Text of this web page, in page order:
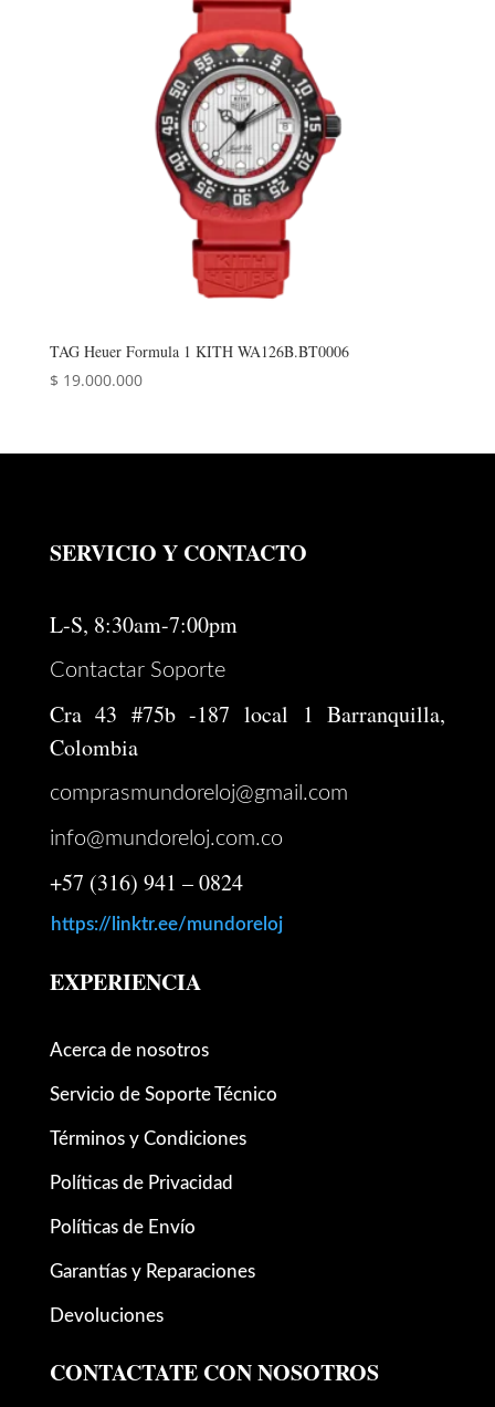
TAG Heuer Formula 1 KITH WA126B.BT0006
$ 19.000.000
SERVICIO Y CONTACTO
L-S, 8:30am-7:00pm
Contactar Soporte
Cra 43 #75b -187 local 1 Barranquilla,
Colombia
comprasmundoreloj@gmail.com
info@mundoreloj.com.co
+57 (316) 941 – 0824
https://linktr.ee/mundoreloj
EXPERIENCIA
Acerca de nosotros
Servicio de Soporte Técnico
Términos y Condiciones
Políticas de Privacidad
Políticas de Envío
Garantías y Reparaciones
Devoluciones
CONTACTATE CON NOSOTROS